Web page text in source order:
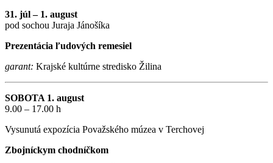
31. júl – 1. august
pod sochou Juraja Jánošíka
Prezentácia ľudových remesiel
garant: Krajské kultúrne stredisko Žilina
SOBOTA 1. august
9.00 – 17.00 h
Vysunutá expozícia Považského múzea v Terchovej
Zbojníckym chodníčkom